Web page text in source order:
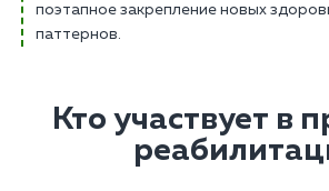
поэтапное закрепление новых
паттернов.
Кто участвует в